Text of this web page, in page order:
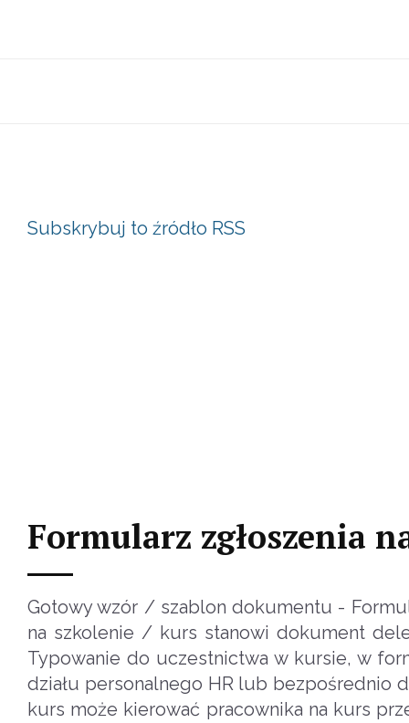
Subskrybuj to źródło RSS
Formularz zgłoszenia
Gotowy wzór / szablon dokumentu -
na szkolenie / kurs stanowi dokument
Typowanie do uczestnictwa w kursie, w
działu personalnego HR lub bezpośrednio
kurs może kierować pracownika na kurs